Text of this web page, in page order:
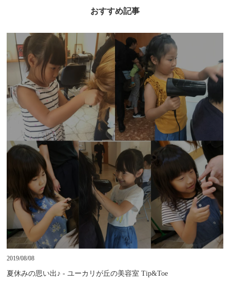
おすすめ記事
2019/08/08
夏休みの思い出♪ - ユーカリが丘の美容室 Tip&Toe